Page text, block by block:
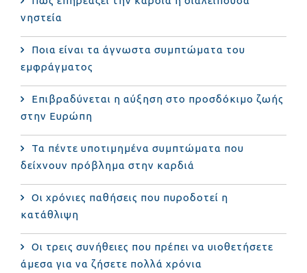
νηστεία
Ποια είναι τα άγνωστα συμπτώματα του
εμφράγματος
Επιβραδύνεται η αύξηση στο προσδόκιμο ζωής
στην Ευρώπη
Τα πέντε υποτιμημένα συμπτώματα που
δείχνουν πρόβλημα στην καρδιά
Οι χρόνιες παθήσεις που πυροδοτεί η
κατάθλιψη
Οι τρεις συνήθειες που πρέπει να υιοθετήσετε
άμεσα για να ζήσετε πολλά χρόνια